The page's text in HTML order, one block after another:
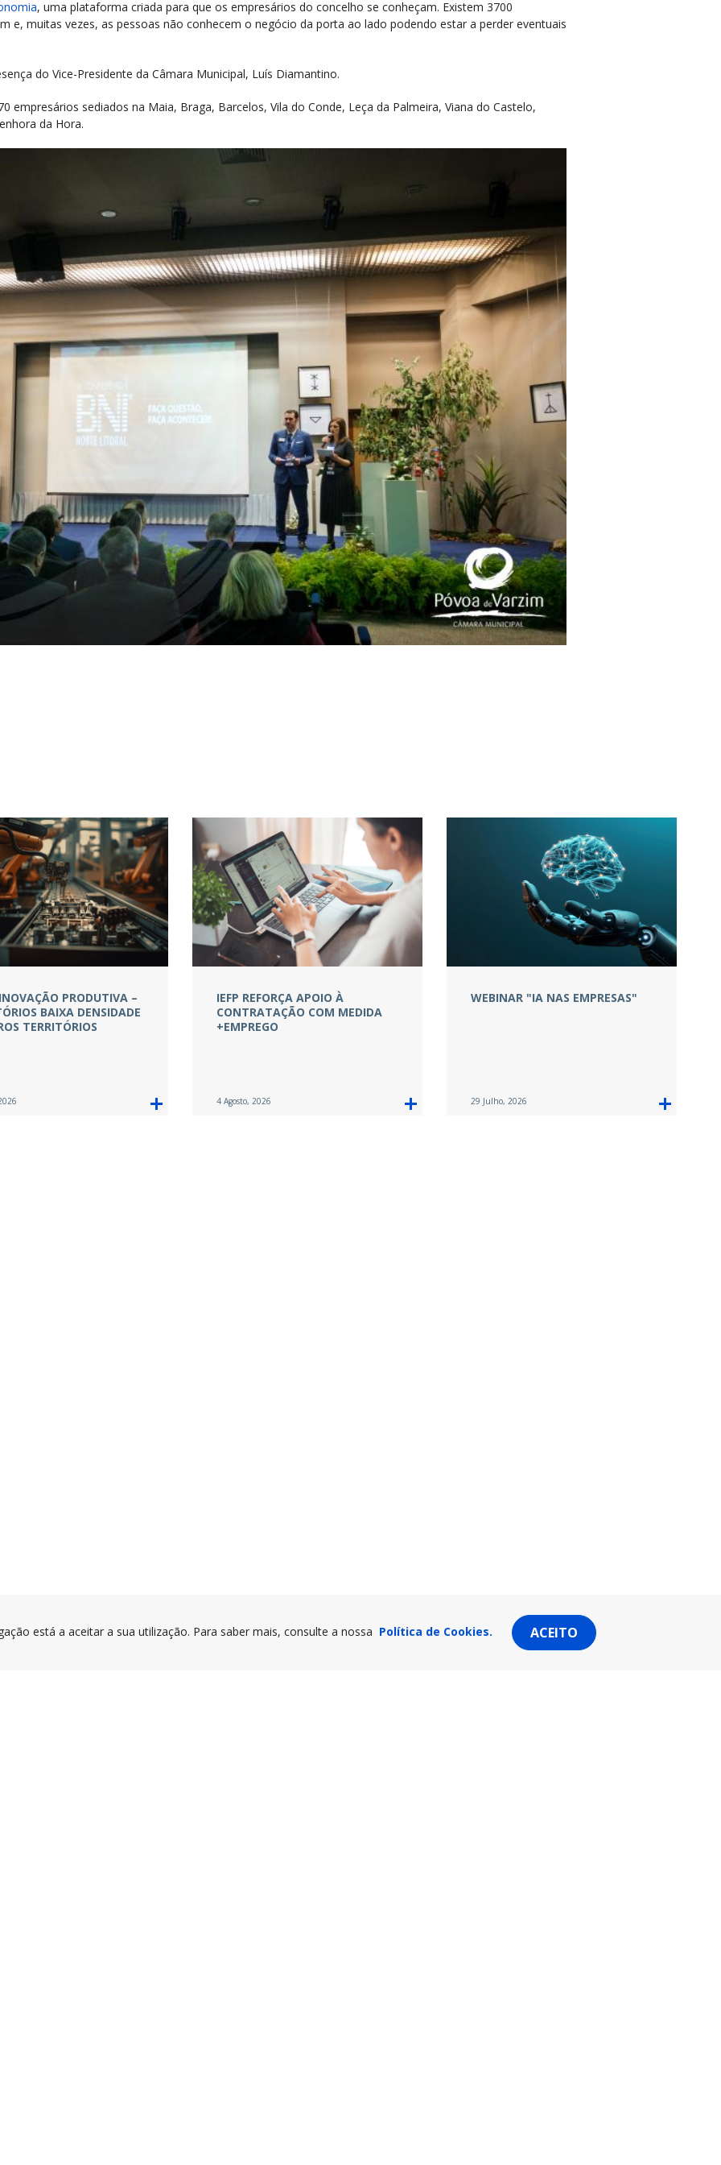
, uma plataforma criada para que os empresários do concelho se conheçam. Existem 3700
e, muitas vezes, as pessoas não conhecem o negócio da porta ao lado podendo estar a perder eventuais
do Vice-Presidente da Câmara Municipal, Luís Diamantino.
empresários sediados na Maia, Braga, Barcelos, Vila do Conde, Leça da Palmeira, Viana do Castelo,
da Hora.
PRODUTIVA –
BAIXA DENSIDADE
TERRITÓRIOS
IEFP REFORÇA APOIO À
CONTRATAÇÃO COM MEDIDA
+EMPREGO
4 Agosto, 2026
WEBINAR "IA NAS EMPRESAS"
29 Julho, 2026
está a aceitar a sua utilização. Para saber mais, consulte a nossa Política de Cookies. ACEITO